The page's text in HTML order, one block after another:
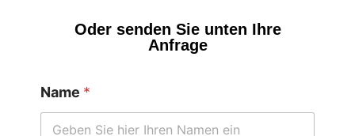
Oder senden Sie unten Ihre
Anfrage
Name *